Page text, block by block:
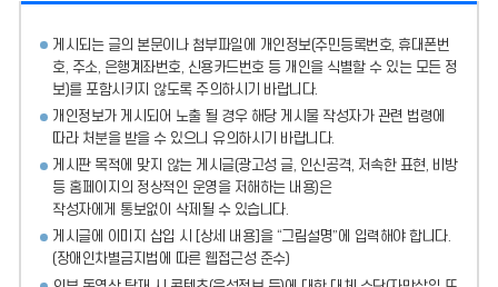
게시되는 글의 본문이나 첨부파일에
개인정보(주민등록번호, 휴대폰번
호, 주소, 은행계좌번호, 신용카드번호 등 개인을 식별할 수 있는 모든 정
보)를 포함시키지 않도록 주의하시기 바랍니다.
개인정보가 게시되어 노출 될 경우 해당 게시물 작성자가 관련 법령에
따라 처분을 받을 수 있으니 유의하시기 바랍니다.
게시판 목적에 맞지 않는 게시글(광고성 글, 인신공격, 저속한 표현, 비방
등 홈페이지의 정상적인 운영을 저해하는 내용)은
작성자에게 통보없이 삭제될 수 있습니다.
게시글에 이미지 삽입 시 [상세 내용]을 “그림설명”에 입력해야 합니다.
(장애인차별금지법에 따른 웹접근성 준수)